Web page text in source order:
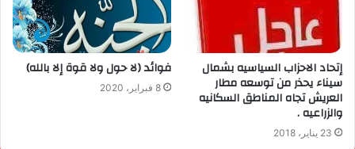
إتحاد الاحزاب السياسيه بشمال
سيناء يحذر من توسعه مطار
العريش تجاه المناطق السكانيه
والزراعيه .
23 يناير، 2018
فوائد (لا حول ولا قوة إلا بالله)
8 فبراير، 2020